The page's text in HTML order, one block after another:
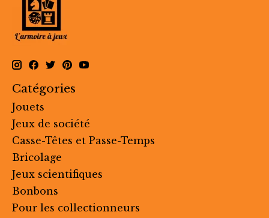
Catégories
Jouets
Jeux de société
Casse-Têtes et Passe-Temps
Bricolage
Jeux scientifiques
Bonbons
Pour les collectionneurs